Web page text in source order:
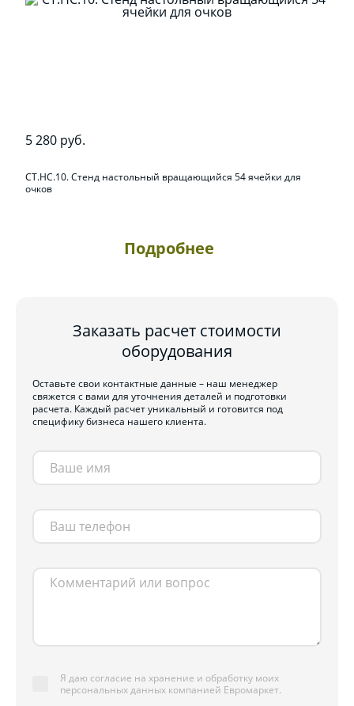
Подробнее
5 280 руб.
СТ.НС.10. Стенд настольный вращающийся 54 ячейки для
очков
Заказать расчет стоимости
оборудования
Оставьте свои контактные данные – наш менеджер
свяжется с вами для уточнения деталей и подготовки
расчета. Каждый расчет уникальный и готовится под
специфику бизнеса нашего клиента.
Я даю согласие на хранение и обработку моих
персональных данных компанией Евромаркет.